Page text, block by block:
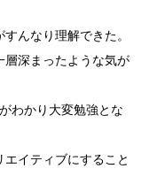
んなり理解できた。
層深まったような気が
わかり大変勉強とな
イティブにすること